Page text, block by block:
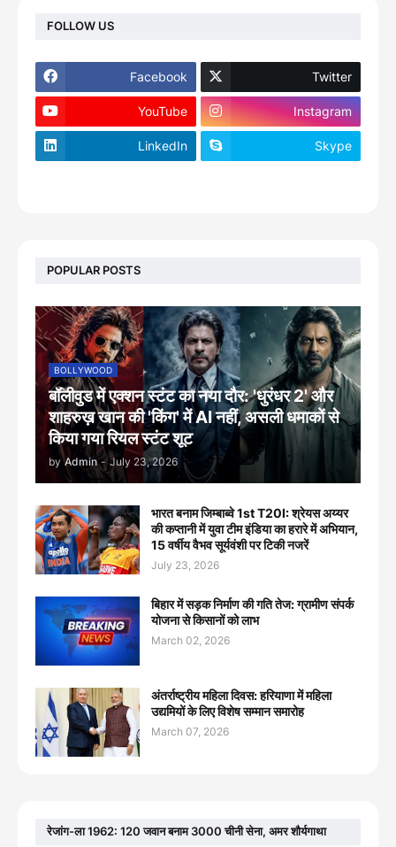
FOLLOW US
Facebook Twitter
YouTube Instagram
LinkedIn Skype
POPULAR POSTS
BOLLYWOOD
बॉलीवुड में एक्शन स्टंट का नया दौर: 'धुरंधर 2' और
शाहरुख़ खान की 'किंग' में AI नहीं, असली धमाकों से
किया गया रियल स्टंट शूट
by Admin - July 23, 2026
भारत बनाम जिम्बाब्वे 1st T20I: श्रेयस अय्यर
की कप्तानी में युवा टीम इंडिया का हरारे में अभियान,
15 वर्षीय वैभव सूर्यवंशी पर टिकी नजरें
July 23, 2026
बिहार में सड़क निर्माण की गति तेज: ग्रामीण संपर्क
योजना से किसानों को लाभ
March 02, 2026
अंतर्राष्ट्रीय महिला दिवस: हरियाणा में महिला
उद्यमियों के लिए विशेष सम्मान समारोह
March 07, 2026
रेजांग-ला 1962: 120 जवान बनाम 3000 चीनी सेना, अमर शौर्यगाथा